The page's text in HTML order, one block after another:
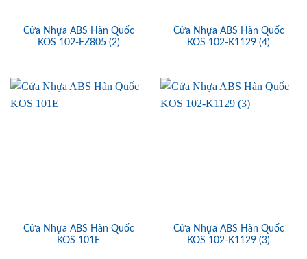
Cửa Nhựa ABS Hàn Quốc
KOS 102-FZ805 (2)
Cửa Nhựa ABS Hàn Quốc
KOS 102-K1129 (4)
Cửa Nhựa ABS Hàn Quốc
KOS 101E
Cửa Nhựa ABS Hàn Quốc
KOS 102-K1129 (3)